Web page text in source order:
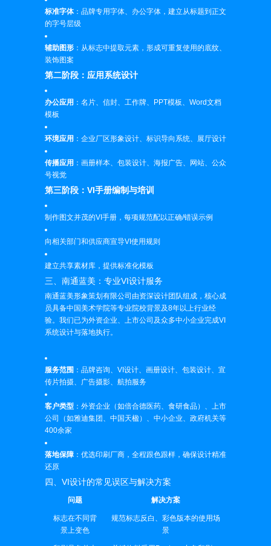
标准字体：品牌专用字体、办公字体，建立从标题到正文
的字号层级
辅助图形 ：从标志中提取元素，形成可重复使用的底纹、
装饰图案
第二阶段：应用系统设计
办公应用 ：名片、信封、工作牌、PPT模板、Word文档
模板
环境应用 ：企业厂区形象设计、标识导向系统、展厅设计
传播应用 ：画册样本、包装设计、海报广告、网站、公众
号视觉
第三阶段：VI手册编制与培训
制作图文并茂的VI手册，每项规范配以正确/错误示例
向相关部门和供应商宣导VI使用规则
建立共享素材库，提供标准化模板
三、南通蓝美：专业VI设计服务
南通蓝美形象策划有限公司由资深设计团队组成，核心成
员具备中国美术学院等专业院校背景及8年以上行业经
验。我们已为外资企业、上市公司及众多中小企业完成VI
系统设计与落地执行。
服务范围 ：品牌咨询、VI设计、画册设计、包装设计、宣
传片拍摄、广告摄影、航拍服务
客户类型 ：外资企业（如倍合德医药、食研食品）、上市
公司（如雅迪集团、中国天楹）、中小企业、政府机关等
400余家
落地保障 ：优选印刷厂商，全程跟色跟样，确保设计精准
还原
四、VI设计的常见误区与解决方案
问题 解决方案
标志在不同背
景上变色
规范标志反白、彩色版本的使用场
景